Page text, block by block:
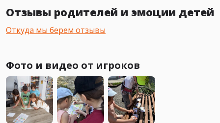
Отзывы родителей и эмоции детей
Откуда мы берем отзывы
Фото и видео от игроков